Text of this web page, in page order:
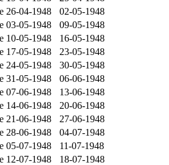
26-04-1948
02-05-1948
03-05-1948
09-05-1948
10-05-1948
16-05-1948
17-05-1948
23-05-1948
24-05-1948
30-05-1948
31-05-1948
06-06-1948
07-06-1948
13-06-1948
14-06-1948
20-06-1948
21-06-1948
27-06-1948
28-06-1948
04-07-1948
05-07-1948
11-07-1948
12-07-1948
18-07-1948